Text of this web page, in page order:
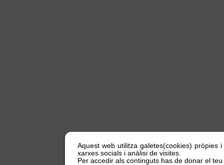
Aquest web utilitza galetes(cookies) pròpies
xarxes socials i anàlisi de visites.
Per accedir als continguts has de donar el